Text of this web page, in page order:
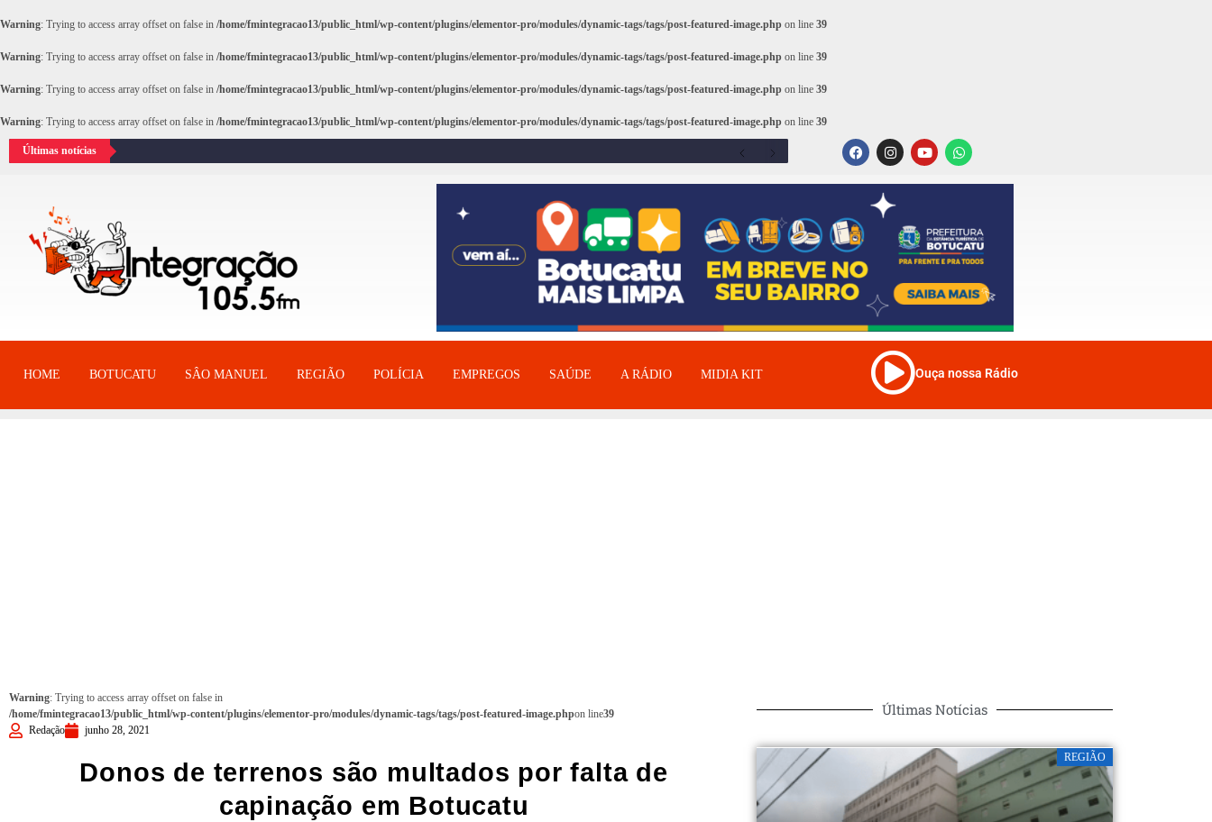
Warning: Trying to access array offset on false in /home/fmintegracao13/public_html/wp-content/plugins/elementor-pro/modules/dynamic-tags/tags/post-featured-image.php on line 39
Warning: Trying to access array offset on false in /home/fmintegracao13/public_html/wp-content/plugins/elementor-pro/modules/dynamic-tags/tags/post-featured-image.php on line 39
Warning: Trying to access array offset on false in /home/fmintegracao13/public_html/wp-content/plugins/elementor-pro/modules/dynamic-tags/tags/post-featured-image.php on line 39
Warning: Trying to access array offset on false in /home/fmintegracao13/public_html/wp-content/plugins/elementor-pro/modules/dynamic-tags/tags/post-featured-image.php on line 39
Últimas notícias
HOME BOTUCATU SÂO MANUEL REGIÃO POLÍCIA EMPREGOS SAÚDE A RÁDIO MIDIA KIT Ouça nossa Rádio
Warning: Trying to access array offset on false in
/home/fmintegracao13/public_html/wp-content/plugins/elementor-pro/modules/dynamic-tags/tags/post-featured-image.phpon line39
Redação
junho 28, 2021
Donos de terrenos são multados por falta de
capinação em Botucatu
Últimas Notícias
REGIÃO